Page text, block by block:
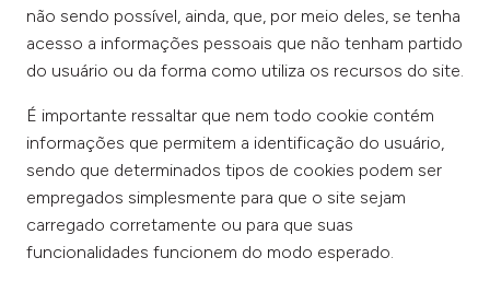
não sendo possível, ainda, que, por meio deles, se tenha
acesso a informações pessoais que não tenham partido
do usuário ou da forma como utiliza os recursos do site.
É importante ressaltar que nem todo cookie contém
informações que permitem a identificação do usuário,
sendo que determinados tipos de cookies podem ser
empregados simplesmente para que o site sejam
carregado corretamente ou para que suas
funcionalidades funcionem do modo esperado.